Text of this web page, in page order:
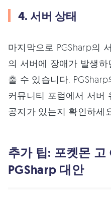
4. 서버 상태
마지막으로 PGSharp의
의 서버에 장애가 발생
출 수 있습니다.
커뮤니티 포럼에서 서버
공지가 있는지 확인하세
추가 팁: 포켓몬 고
PGSharp 대안